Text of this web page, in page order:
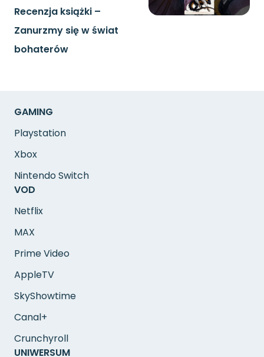
Recenzja książki –
Zanurzmy się w świat
bohaterów
GAMING
Playstation
Xbox
Nintendo Switch
VOD
Netflix
MAX
Prime Video
AppleTV
SkyShowtime
Canal+
Crunchyroll
UNIWERSUM